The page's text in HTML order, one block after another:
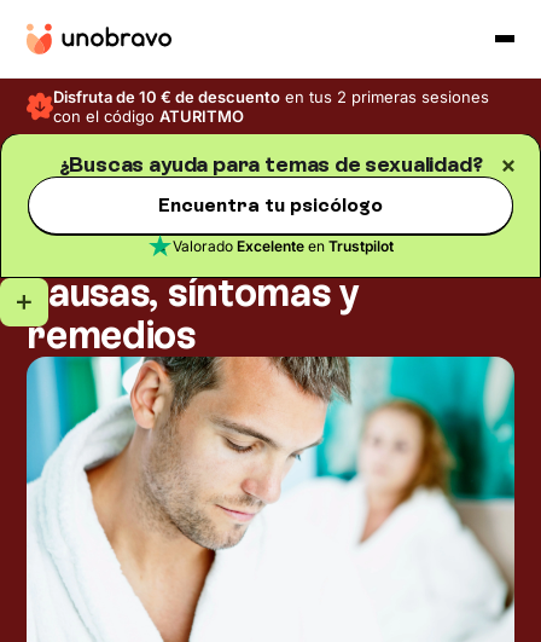
Disfruta de 10 € de descuento en tus 2 primeras sesiones
con el códigoATURITMO
¿Buscas ayuda para temas de sexualidad?
Encuentra tu psicólogo
Valorado Excelenteen Trustpilot
Blog Sexualidad y trastornos sexuales
Tiempo de lectura
Eyaculación precoz:
causas, síntomas y
remedios